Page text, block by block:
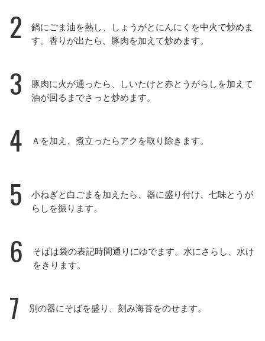
2
鍋にごま油を熱し、しょうがとにんにくを中火で炒めま
す。香りが出たら、豚肉を加えて炒めます。
3
豚肉に火が通ったら、しいたけと赤とうがらしを加えて
油が回るまでさっと炒めます。
4 Ａを加え、煮立ったらアクを取り除きます。
5
小ねぎと白ごまを加えたら、器に盛り付け、七味とうが
らしを振ります。
6
そばは袋の表記時間通りにゆでます。水にさらし、水け
をきります。
7 別の器にそばを盛り、刻み海苔をのせます。